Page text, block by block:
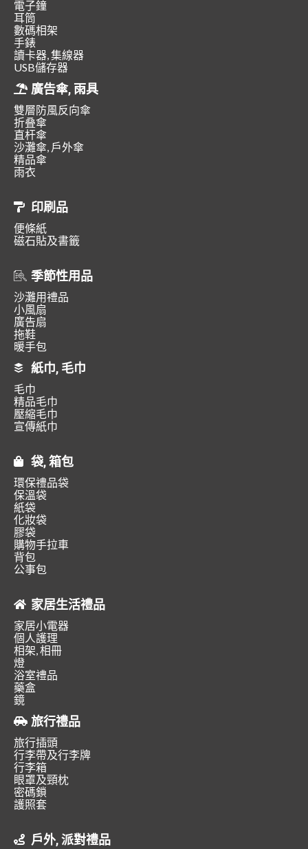
電子鐘
耳筒
數碼相架
手錶
讀卡器, 集線器
USB儲存器
廣告傘, 雨具
雙層防風反向傘
折叠傘
直杆傘
沙灘傘, 戶外傘
精品傘
雨衣
印刷品
便條紙
磁石貼及書籤
季節性用品
沙灘用禮品
小風扇
廣告扇
拖鞋
暖手包
紙巾, 毛巾
毛巾
精品毛巾
壓縮毛巾
宣傳紙巾
袋, 箱包
環保禮品袋
保溫袋
紙袋
化妝袋
膠袋
購物手拉車
背包
公事包
家居生活禮品
家居小電器
個人護理
相架, 相冊
燈
浴室禮品
藥盒
鏡
旅行禮品
旅行插頭
行李帶及行李牌
行李箱
眼罩及頸枕
密碼鎖
護照套
戶外, 派對禮品